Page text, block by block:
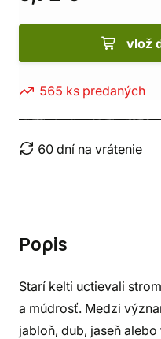
vlož
565 ks predaných
60 dní na vrátenie
Popis
Starí kelti uctievali
a múdrosť. Medzi
jabloň, dub, jaseň alebo